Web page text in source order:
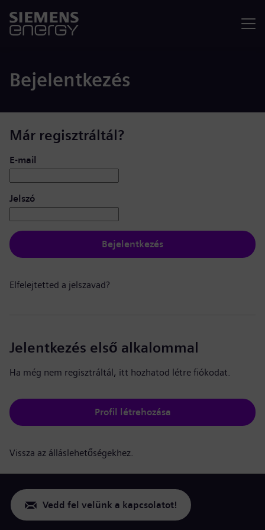
Bejelentkezés
Már regisztráltál?
Bejelentkezés: felhasználó és jelszó
E-mail
Jelszó
Bejelentkezés
Elfelejtetted a jelszavad?
Jelentkezés első alkalommal
Ha még nem regisztráltál, itt hozhatod létre fiókodat.
Profil létrehozása
Vissza az álláslehetőségekhez.
Vedd fel velünk a kapcsolatot!